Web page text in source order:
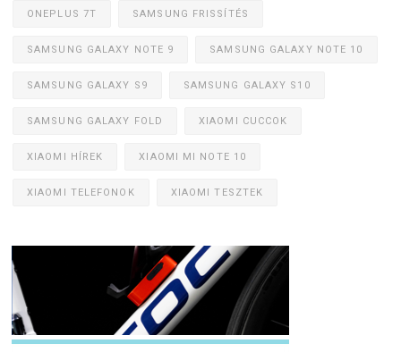
ONEPLUS 7T SAMSUNG FRISSÍTÉS
SAMSUNG GALAXY NOTE 9 SAMSUNG GALAXY NOTE 10
SAMSUNG GALAXY S9 SAMSUNG GALAXY S10
SAMSUNG GALAXY FOLD XIAOMI CUCCOK
XIAOMI HÍREK XIAOMI MI NOTE 10
XIAOMI TELEFONOK XIAOMI TESZTEK